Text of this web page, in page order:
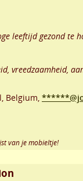
leeftijd gezond te
vreedzaamheid,
, Belgium,
van je mobieltje!